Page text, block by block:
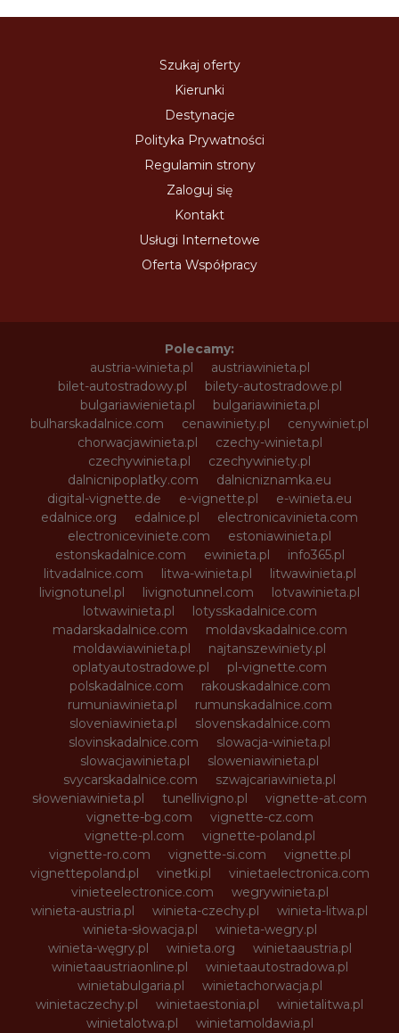
Szukaj oferty
Kierunki
Destynacje
Polityka Prywatności
Regulamin strony
Zaloguj się
Kontakt
Usługi Internetowe
Oferta Współpracy
Polecamy:
austria-winieta.pl
austriawinieta.pl
bilet-autostradowy.pl
bilety-autostradowe.pl
bulgariawienieta.pl
bulgariawinieta.pl
bulharskadalnice.com
cenawiniety.pl
cenywiniet.pl
chorwacjawinieta.pl
czechy-winieta.pl
czechywinieta.pl
czechywiniety.pl
dalnicnipoplatky.com
dalnicniznamka.eu
digital-vignette.de
e-vignette.pl
e-winieta.eu
edalnice.org
edalnice.pl
electronicavinieta.com
electroniceviniete.com
estoniawinieta.pl
estonskadalnice.com
ewinieta.pl
info365.pl
litvadalnice.com
litwa-winieta.pl
litwawinieta.pl
livignotunel.pl
livignotunnel.com
lotvawinieta.pl
lotwawinieta.pl
lotysskadalnice.com
madarskadalnice.com
moldavskadalnice.com
moldawiawinieta.pl
najtanszewiniety.pl
oplatyautostradowe.pl
pl-vignette.com
polskadalnice.com
rakouskadalnice.com
rumuniawinieta.pl
rumunskadalnice.com
sloveniawinieta.pl
slovenskadalnice.com
slovinskadalnice.com
slowacja-winieta.pl
slowacjawinieta.pl
sloweniawinieta.pl
svycarskadalnice.com
szwajcariawinieta.pl
słoweniawinieta.pl
tunellivigno.pl
vignette-at.com
vignette-bg.com
vignette-cz.com
vignette-pl.com
vignette-poland.pl
vignette-ro.com
vignette-si.com
vignette.pl
vignettepoland.pl
vinetki.pl
vinietaelectronica.com
vinieteelectronice.com
wegrywinieta.pl
winieta-austria.pl
winieta-czechy.pl
winieta-litwa.pl
winieta-słowacja.pl
winieta-wegry.pl
winieta-węgry.pl
winieta.org
winietaaustria.pl
winietaaustriaonline.pl
winietaautostradowa.pl
winietabulgaria.pl
winietachorwacja.pl
winietaczechy.pl
winietaestonia.pl
winietalitwa.pl
winietalotwa.pl
winietamoldawia.pl